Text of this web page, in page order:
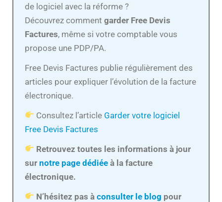
de logiciel avec la réforme ?
Découvrez comment garder Free Devis
Factures, même si votre comptable vous
propose une PDP/PA.
Free Devis Factures publie régulièrement des
articles pour expliquer l’évolution de la facture
électronique.
Consultez l’article Garder votre logiciel
Free Devis Factures
Retrouvez toutes les informations à jour
sur notre page dédiée à la facture
électronique.
N’hésitez pas àconsulter le blog pour